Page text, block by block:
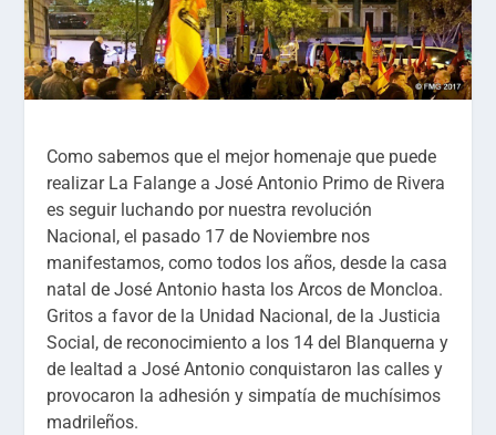
Como sabemos que el mejor homenaje que puede
realizar La Falange a José Antonio Primo de Rivera
es seguir luchando por nuestra revolución
Nacional, el pasado 17 de Noviembre nos
manifestamos, como todos los años, desde la casa
natal de José Antonio hasta los Arcos de Moncloa.
Gritos a favor de la Unidad Nacional, de la Justicia
Social, de reconocimiento a los 14 del Blanquerna y
de lealtad a José Antonio conquistaron las calles y
provocaron la adhesión y simpatía de muchísimos
madrileños.